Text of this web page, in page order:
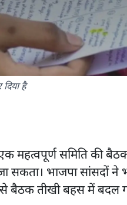
है
महत्वपूर्ण समिति की
सकता। भाजपा सांसदों
बैठक तीखी बहस में बदल